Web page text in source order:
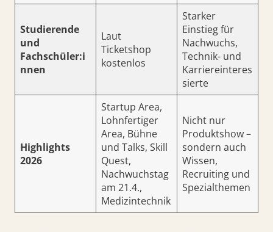
Studierende
und
Fachschüler:i
nnen
Laut
Ticketshop
kostenlos
Starker
Einstieg für
Nachwuchs,
Technik- und
Karriereinteres
sierte
Highlights
2026
Startup Area,
Lohnfertiger
Area, Bühne
und Talks, Skill
Quest,
Nachwuchstag
am 21.4.,
Medizintechnik
Nicht nur
Produktshow –
sondern auch
Wissen,
Recruiting und
Spezialthemen